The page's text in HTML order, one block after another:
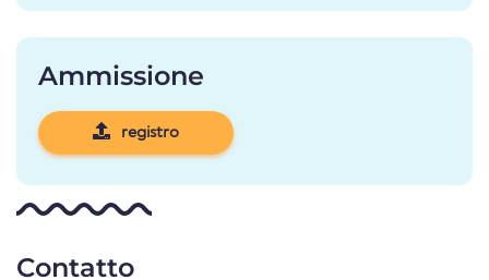
Ammissione
registro
Contatto